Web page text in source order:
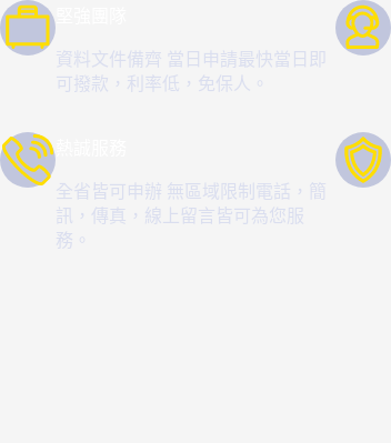
資料文件備齊 當日申請最快當日即
可撥款，利率低，免保人。
全省皆可申辦 無區域限制電話，簡
訊，傳真，線上留言皆可為您服
務。